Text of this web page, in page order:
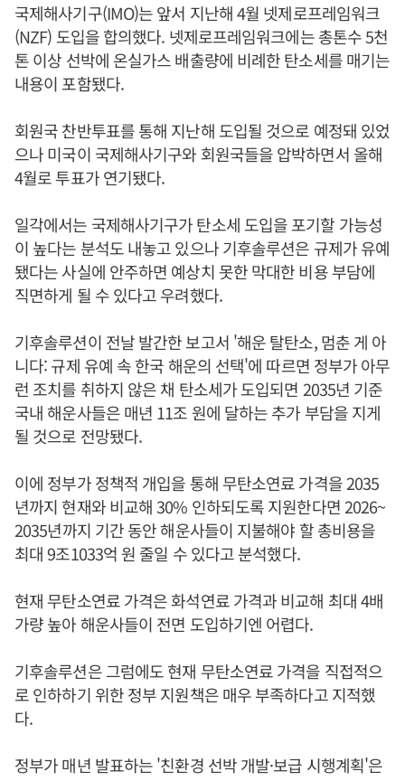
국제해사기구(IMO)는 앞서 지난해 4월 넷제로프레임워크
(NZF) 도입을 합의했다. 넷제로프레임워크에는 총톤수 5천
톤 이상 선박에 온실가스 배출량에 비례한 탄소세를 매기는
내용이 포함됐다.
회원국 찬반투표를 통해 지난해 도입될 것으로 예정돼 있었
으나 미국이 국제해사기구와 회원국들을 압박하면서 올해
4월로 투표가 연기됐다.
일각에서는 국제해사기구가 탄소세 도입을 포기할 가능성
이 높다는 분석도 내놓고 있으나 기후솔루션은 규제가 유예
됐다는 사실에 안주하면 예상치 못한 막대한 비용 부담에
직면하게 될 수 있다고 우려했다.
기후솔루션이 전날 발간한 보고서 '해운 탈탄소, 멈춘 게 아
니다: 규제 유예 속 한국 해운의 선택'에 따르면 정부가 아무
런 조치를 취하지 않은 채 탄소세가 도입되면 2035년 기준
국내 해운사들은 매년 11조 원에 달하는 추가 부담을 지게
될 것으로 전망됐다.
이에 정부가 정책적 개입을 통해 무탄소연료 가격을 2035
년까지 현재와 비교해 30% 인하되도록 지원한다면 2026~
2035년까지 기간 동안 해운사들이 지불해야 할 총비용을
최대 9조1033억 원 줄일 수 있다고 분석했다.
현재 무탄소연료 가격은 화석연료 가격과 비교해 최대 4배
가량 높아 해운사들이 전면 도입하기엔 어렵다.
기후솔루션은 그럼에도 현재 무탄소연료 가격을 직접적으
로 인하하기 위한 정부 지원책은 매우 부족하다고 지적했
다.
정부가 매년 발표하는 '친환경 선박 개발·보급 시행계획'은